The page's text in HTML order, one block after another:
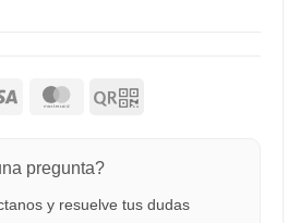
pregunta?
y resuelve tus dudas